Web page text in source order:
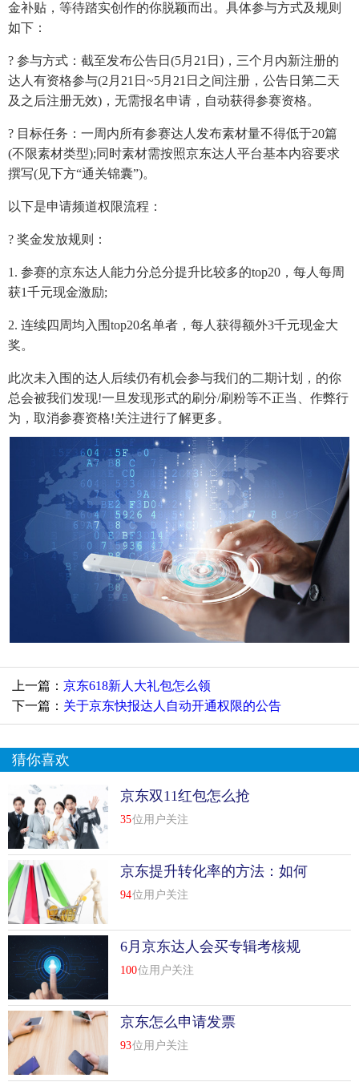
金补贴，等待踏实创作的你脱颖而出。具体参与方式及规则
如下：
? 参与方式：截至发布公告日(5月21日)，三个月内新注册的
达人有资格参与(2月21日~5月21日之间注册，公告日第二天
及之后注册无效)，无需报名申请，自动获得参赛资格。
? 目标任务：一周内所有参赛达人发布素材量不得低于20篇
(不限素材类型);同时素材需按照京东达人平台基本内容要求
撰写(见下方“通关锦囊”)。
以下是申请频道权限流程：
? 奖金发放规则：
1. 参赛的京东达人能力分总分提升比较多的top20，每人每周
获1千元现金激励;
2. 连续四周均入围top20名单者，每人获得额外3千元现金大
奖。
此次未入围的达人后续仍有机会参与我们的二期计划，的你
总会被我们发现!一旦发现形式的刷分/刷粉等不正当、作弊行
为，取消参赛资格!关注进行了解更多。
上一篇： 京东618新人大礼包怎么领
下一篇： 关于京东快报达人自动开通权限的公告
猜你喜欢
京东双11红包怎么抢
35位用户关注
京东提升转化率的方法：如何
让店铺支付转化率上升18%
94位用户关注
6月京东达人会买专辑考核规
则
100位用户关注
京东怎么申请发票
93位用户关注